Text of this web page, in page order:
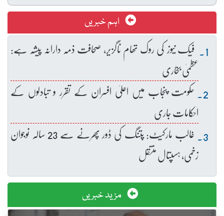
اہم خبریں
فیک نیوز کی روک تھام ناگزیر، صحافت ذمہ دارانہ پیشہ ہے:
عظمیٰ بخاری
حکومت پنجاب میں اعلیٰ افسران کے تقرر و تبادلوں کے
احکامات جاری
غالب مارکیٹ: پتنگ کی ڈور پھرنے سے 23 سالہ نوجوان
زخمی، ہسپتال منتقل
مزید خبریں